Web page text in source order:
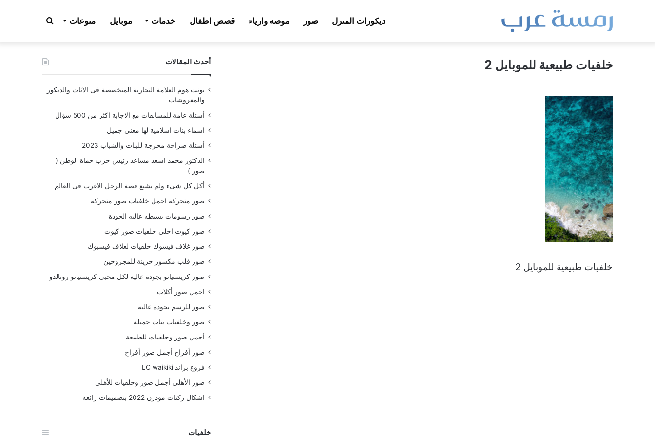
ديكورات المنزل صور موضة وازياء قصص اطفال خدمات موبايل منوعات بحث
عن خلفيات طبيعية للموبايل 2
خلفيات طبيعية للموبايل 2
أحدث المقالات
بونت هوم العلامة التجارية المتخصصة فى الاثاث والديكور
والمفروشات
أسئلة عامة للمسابقات مع الاجابة اكثر من 500 سؤال
اسماء بنات اسلامية لها معنى جميل
أسئلة صراحة محرجة للبنات والشباب 2023
الدكتور محمد اسعد مساعد رئيس حزب حماة الوطن (
صور )
أكل كل شىء ولم يشبع قصة الرجل الاغرب فى العالم
صور متحركة اجمل خلفيات صور متحركة
صور رسومات بسيطه عاليه الجودة
صور كيوت احلى خلفيات صور كيوت
صور غلاف فيسوك خلفيات لغلاف فيسبوك
صور قلب مكسور حزينة للمجروحين
صور كريستيانو بجودة عاليه لكل محبي كريستيانو رونالدو
اجمل صور أكلات
صور للرسم بجودة عالية
صور وخلفيات بنات جميلة
أجمل صور وخلفيات للطبيعة
صور أفراح أجمل صور أفراح
فروع براند LC waikiki
صور الأهلي أجمل صور وخلفيات للأهلي
اشكال ركنات مودرن 2022 بتصميمات رائعة
خلفيات